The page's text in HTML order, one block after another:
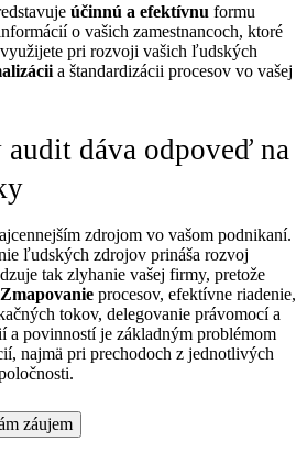
účinnú a efektívnu formu
o vašich zamestnancoch, ktoré
pri rozvoji vašich ľudských
a štandardizácii procesov vo vašej
audit dáva odpoveď na
zdrojom vo vašom podnikaní.
ľudských zdrojov prináša rozvoj
tak zlyhanie vašej firmy, pretože
Zmapovanie procesov, efektívne riadenie,
tokov, delegovanie právomocí a
a povinností je základným problémom
najmä pri prechodoch z jednotlivých
záujem